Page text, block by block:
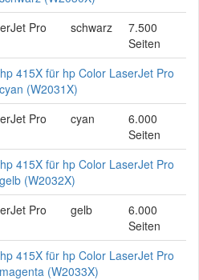
Pro
schwarz
7.500
Seiten
415X für hp Color LaserJet Pro
(W2031X)
Pro
cyan
6.000
Seiten
415X für hp Color LaserJet Pro
(W2032X)
Pro
gelb
6.000
Seiten
415X für hp Color LaserJet Pro
(W2033X)